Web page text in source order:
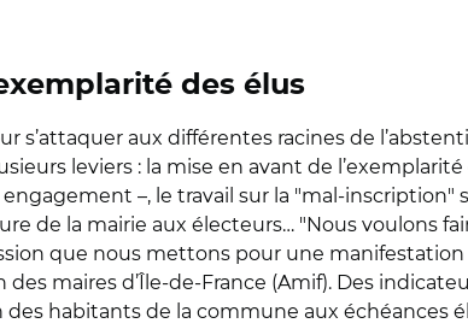
des élus
s’attaquer aux différentes racines de
leviers : la mise en avant de
–, le travail sur la "mal-inscription"
de la mairie aux électeurs… "Nous voulons
que nous mettons pour une manifestation
des maires d’Île-de-France (Amif). Des
habitants de la commune aux échéances